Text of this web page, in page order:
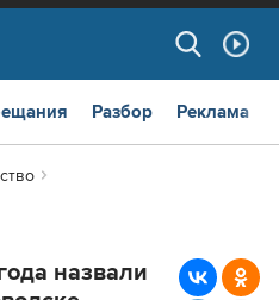
Разбор Реклама
назвали